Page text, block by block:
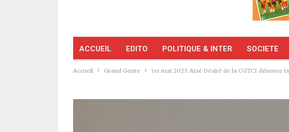
ACCUEIL EDITO POLITIQUE & INTER SOCIETE
Accueil Grand Genre 1er mai 2023: Atsé Désiré de la CGTCI dénonce